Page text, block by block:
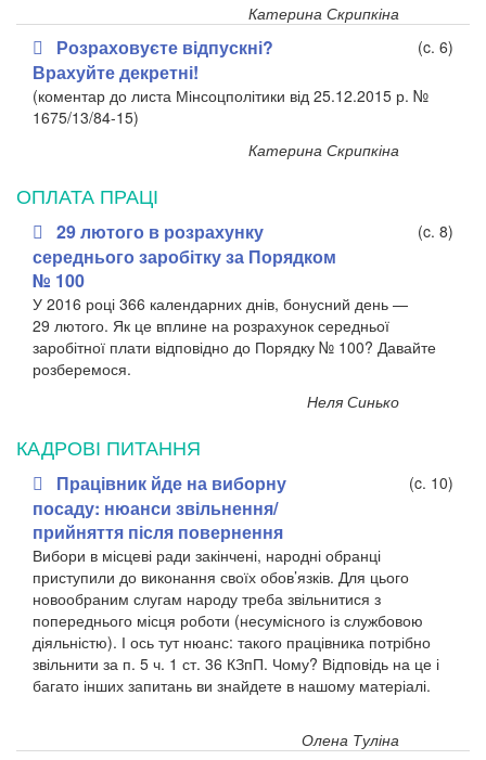
Катерина Скрипкіна
Розраховуєте відпускні?
Врахуйте декретні!
(c. 6)
(коментар до листа Мінсоцполітики від 25.12.2015 р. №
1675/13/84-15)
Катерина Скрипкіна
ОПЛАТА ПРАЦІ
29 лютого в розрахунку
середнього заробітку за Порядком
№ 100
(c. 8)
У 2016 році 366 календарних днів, бонусний день —
29 лютого. Як це вплине на розрахунок середньої
заробітної плати відповідно до Порядку № 100? Давайте
розберемося.
Неля Синько
КАДРОВІ ПИТАННЯ
Працівник йде на виборну
посаду: нюанси звільнення/
прийняття після повернення
(c. 10)
Вибори в місцеві ради закінчені, народні обранці
приступили до виконання своїх обов’язків. Для цього
новообраним слугам народу треба звільнитися з
попереднього місця роботи (несумісного із службовою
діяльні­стю). І ось тут нюанс: такого працівника потрібно
звільнити за п. 5 ч. 1 ст. 36 КЗпП. Чому? Відповідь на це і
багато інших запитань ви знайдете в нашому матеріалі.
Олена Туліна